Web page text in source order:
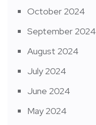
October 2024
September 2024
August 2024
July 2024
June 2024
May 2024